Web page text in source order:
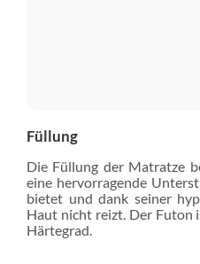
Füllung
Die Füllung der Matratze
eine hervorragende
bietet und dank seiner
Haut nicht reizt. Der
Härtegrad.